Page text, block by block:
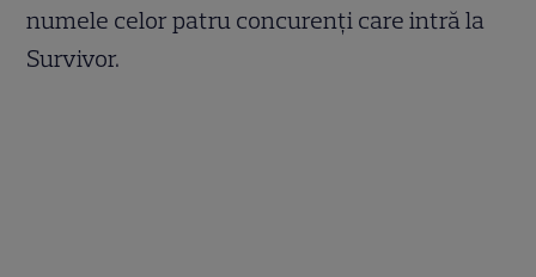
numele celor patru concurenți care intră la
Survivor.